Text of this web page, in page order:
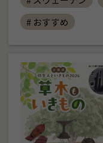
# おすすめ